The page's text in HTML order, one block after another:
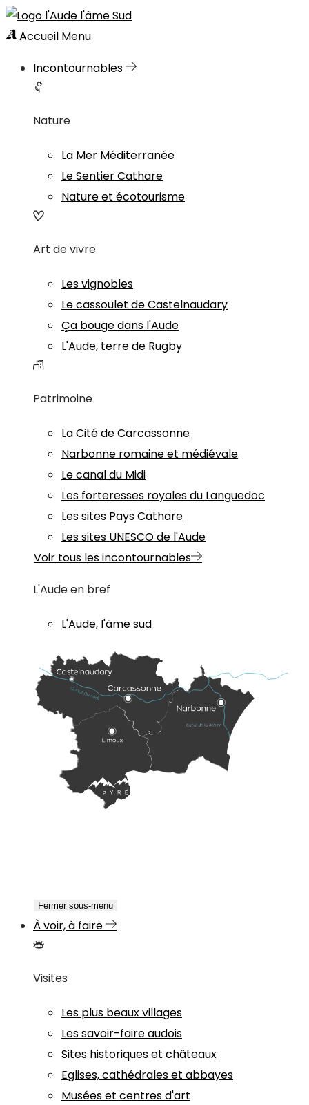
Accueil Menu
Incontournables
Nature
La Mer Méditerranée
Le Sentier Cathare
Nature et écotourisme
Art de vivre
Les vignobles
Le cassoulet de Castelnaudary
Ça bouge dans l'Aude
L'Aude, terre de Rugby
Patrimoine
La Cité de Carcassonne
Narbonne romaine et médiévale
Le canal du Midi
Les forteresses royales du Languedoc
Les sites Pays Cathare
Les sites UNESCO de l'Aude
Voir tous les incontournables
L'Aude en bref
L'Aude, l'âme sud
Fermer sous-menu
À voir, à faire
Visites
Les plus beaux villages
Les savoir-faire audois
Sites historiques et châteaux
Eglises, cathédrales et abbayes
Musées et centres d'art